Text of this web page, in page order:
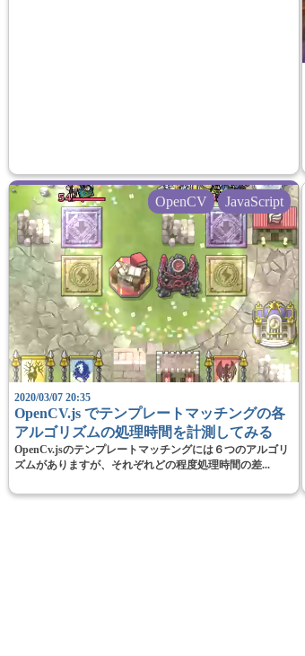
OpenCV JavaScript
2020/03/07 20:35
OpenCV.js でテンプレートマッチングの各
アルゴリズムの処理時間を計測してみる
OpenCv.jsのテンプレートマッチングには６つのアルゴリ
ズムがありますが、それぞれどの程度処理時間の差...